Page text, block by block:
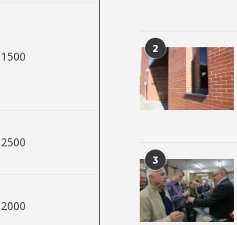
1500
2500
2000
2
3